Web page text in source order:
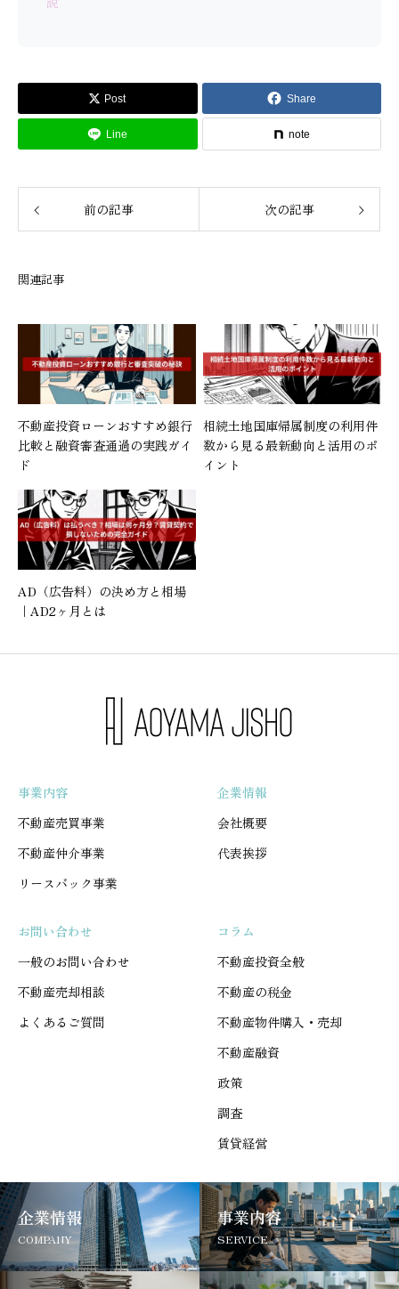
Post Share
Line note
前の記事 次の記事
関連記事
不動産投資ローンおすすめ銀行
比較と融資審査通過の実践ガイ
ド
相続土地国庫帰属制度の利用件
数から見る最新動向と活用のポ
イント
AD（広告料）の決め方と相場
｜AD2ヶ月とは
事業内容
不動産売買事業
不動産仲介事業
リースバック事業
企業情報
会社概要
代表挨拶
お問い合わせ
一般のお問い合わせ
不動産売却相談
よくあるご質問
コラム
不動産投資全般
不動産の税金
不動産物件購入・売却
不動産融資
政策
調査
賃貸経営
企業情報
COMPANY
事業内容
SERVICE